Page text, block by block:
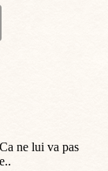
ne lui va pas